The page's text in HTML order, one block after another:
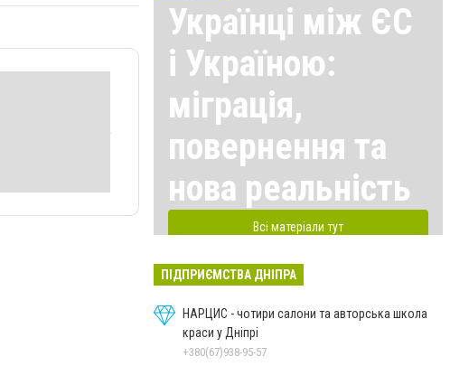
Українці між ЄС
і Україною:
міграція,
повернення та
нова реальність
Всі матеріали тут
ПІДПРИЄМСТВА ДНІПРА
НАРЦИС - чотири салони та авторська школа
краси у Дніпрі
+380(67)938-95-57